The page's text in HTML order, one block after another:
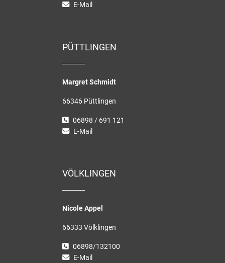
E-Mail
PÜTTLINGEN
Margret Schmidt
66346 Püttlingen
06898 / 691 121
E-Mail
VÖLKLINGEN
Nicole Appel
66333 Völklingen
06898/132100
E-Mail